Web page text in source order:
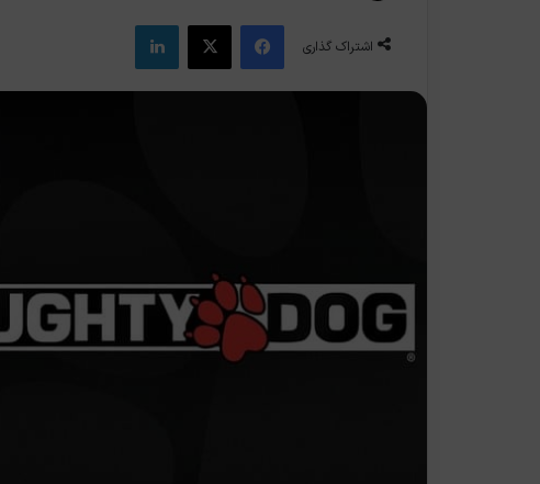
اشتراک گذاری
فیس بوک X لینکدین